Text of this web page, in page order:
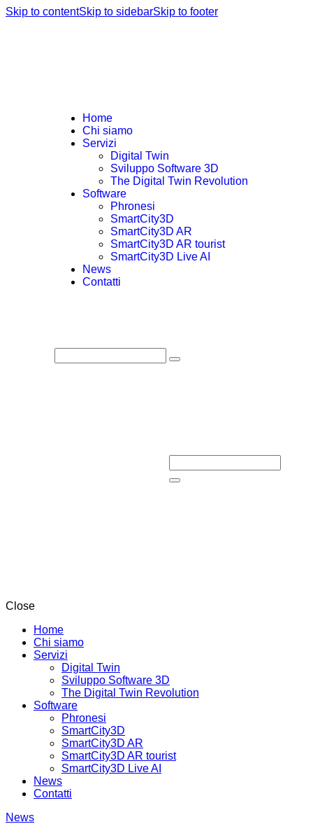
Skip to contentSkip to sidebarSkip to footer
Home
Chi siamo
Servizi
Digital Twin
Sviluppo Software 3D
The Digital Twin Revolution
Software
Phronesi
SmartCity3D
SmartCity3D AR
SmartCity3D AR tourist
SmartCity3D Live AI
News
Contatti
Close
Home
Chi siamo
Servizi
Digital Twin
Sviluppo Software 3D
The Digital Twin Revolution
Software
Phronesi
SmartCity3D
SmartCity3D AR
SmartCity3D AR tourist
SmartCity3D Live AI
News
Contatti
News